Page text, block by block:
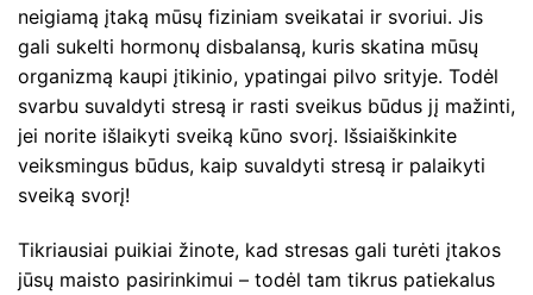
neigiamą įtaką mūsų fiziniam sveikatai ir svoriui. Jis
gali sukelti hormonų disbalansą, kuris skatina mūsų
organizmą kaupi įtikinio, ypatingai pilvo srityje. Todėl
svarbu suvaldyti stresą ir rasti sveikus būdus jį mažinti,
jei norite išlaikyti sveiką kūno svorį. Išsiaiškinkite
veiksmingus būdus, kaip suvaldyti stresą ir palaikyti
sveiką svorį!
Tikriausiai puikiai žinote, kad stresas gali turėti įtakos
jūsų maisto pasirinkimui – todėl tam tikrus patiekalus